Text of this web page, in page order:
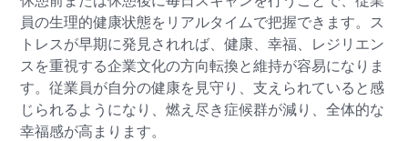
員の生理的健康状態をリアルタイムで把握できます。ス
トレスが早期に発見されれば、健康、幸福、レジリエン
スを重視する企業文化の方向転換と維持が容易になりま
す。従業員が自分の健康を見守り、支えられていると感
じられるようになり、燃え尽き症候群が減り、全体的な
幸福感が高まります。